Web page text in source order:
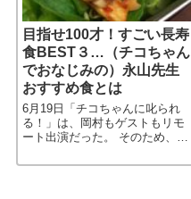
目指せ100才！すごい長寿
食BEST３…（チコちゃん
でおなじみの）永山先生
おすすめ食とは
6月19日「チコちゃんに叱られ
る！」は、岡村もゲストもリモ
ート出演だった。 そのため、今
は、チコちゃん1人の「刈り上